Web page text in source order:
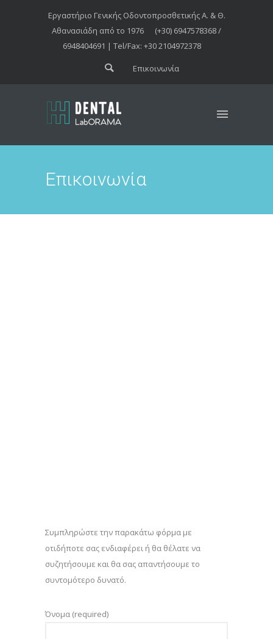
Εργαστήριο Γενικής Οδοντοπροσθετικής Α. & Θ.
Αθανασιάδη από το 1976
(+30) 6947578368 /
6948404691 | Tel/Fax: +30 2104972378
Επικοινωνία
Επικοινωνία
Συμπληρώστε την παρακάτω φόρμα με
οτιδήποτε σας ενδιαφέρει ή θα θέλατε να
συζητήσουμε και θα σας απαντήσουμε το
συντομότερο δυνατό.
Όνομα (required)